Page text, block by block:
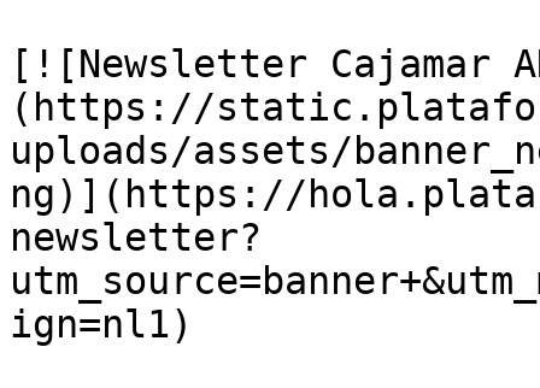
[![Newsletter Cajamar
(https://
uploads/assets/
ng)](https://
newsletter?
ign=nl1)